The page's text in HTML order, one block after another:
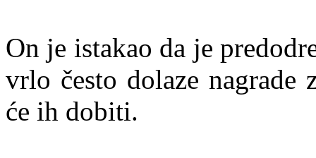
On je istakao da je
vrlo često dolaze
će ih dobiti.